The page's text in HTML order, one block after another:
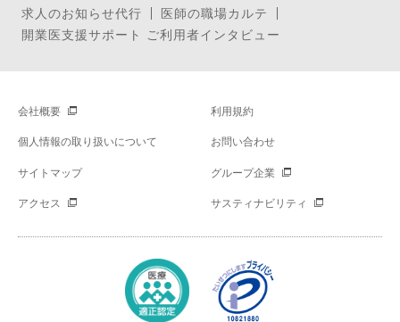
求人のお知らせ代行
医師の職場カルテ
開業医支援サポート ご利用者インタビュー
会社概要 利用規約
個人情報の取り扱いについて お問い合わせ
サイトマップ グループ企業
アクセス サスティナビリティ